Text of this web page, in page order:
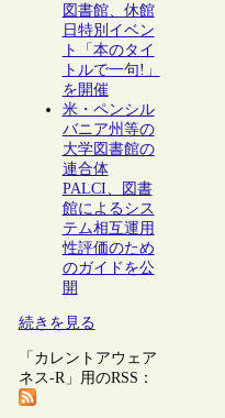
図書館、休館
日特別イベン
ト「本のタイ
トルで一句!」
を開催
米・ペンシル
バニア州等の
大学図書館の
連合体
PALCI、図書
館によるシス
テム相互運用
性評価のため
のガイドを公
開
続きを見る
「カレントアウェア
ネス-R」用のRSS：